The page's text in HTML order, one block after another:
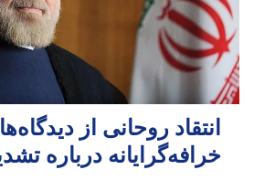
انتقاد روحانی از
خرافه‌گرایانه درباره